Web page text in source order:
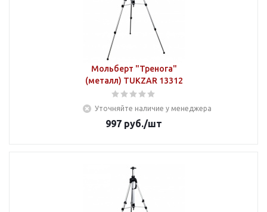
Мольберт "Тренога"
(металл) TUKZAR 13312
Уточняйте наличие у менеджера
997 руб./шт